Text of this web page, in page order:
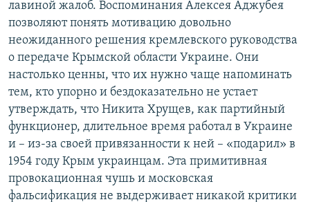
лавиной жалоб. Воспоминания Алексея Аджубея
позволяют понять мотивацию довольно
неожиданного решения кремлевского руководства
о передаче Крымской области Украине. Они
настолько ценны, что их нужно чаще напоминать
тем, кто упорно и бездоказательно не устает
утверждать, что Никита Хрущев, как партийный
функционер, длительное время работал в Украине
и – из-за своей привязанности к ней – «подарил» в
1954 году Крым украинцам. Эта примитивная
провокационная чушь и московская
фальсификация не выдерживает никакой критики